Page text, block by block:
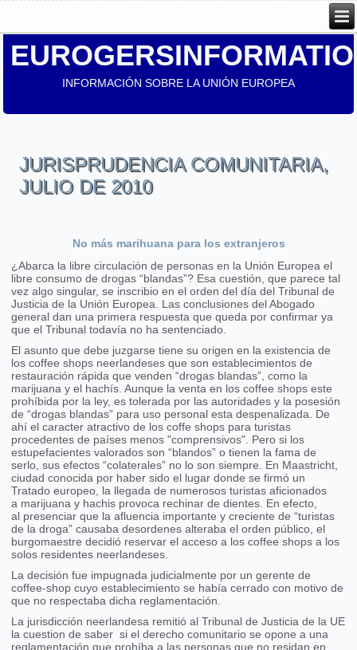
INFORMACIÓN SOBRE LA UNIÓN EUROPEA
JURISPRUDENCIA COMUNITARIA,
JULIO DE 2010
No más marihuana para los extranjeros
¿Abarca la libre circulación de personas en la Unión Europea el
libre consumo de drogas “blandas”? Esa cuestión, que parece tal
vez algo singular, se inscribio en el orden del día del Tribunal de
Justicia de la Unión Europea. Las conclusiones del Abogado
general dan una primera respuesta que queda por confirmar ya
que el Tribunal todavía no ha sentenciado.
El asunto que debe juzgarse tiene su origen en la existencia de
los coffee shops neerlandeses que son establecimientos de
restauración rápida que venden “drogas blandas”, como la
marijuana y el hachís. Aunque la venta en los coffee shops este
prohíbida por la ley, es tolerada por las autoridades y la posesión
de “drogas blandas” para uso personal esta despenalizada. De
ahí el caracter atractivo de los coffe shops para turistas
procedentes de países menos "comprensivos". Pero si los
estupefacientes valorados son “blandos” o tienen la fama de
serlo, sus efectos “colaterales” no lo son siempre. En Maastricht,
ciudad conocida por haber sido el lugar donde se firmó un
Tratado europeo, la llegada de numerosos turistas aficionados
a marijuana y hachis provoca rechinar de dientes. En efecto,
al presenciar que la afluencia importante y creciente de “turistas
de la droga” causaba desordenes alteraba el orden público, el
burgomaestre decidió reservar el acceso a los coffee shops a los
solos residentes neerlandeses.
La decisión fue impugnada judicialmente por un gerente de
coffee-shop cuyo establecimiento se había cerrado con motivo de
que no respectaba dicha reglamentación.
La jurisdicción neerlandesa remitió al Tribunal de Justicia de la UE
la cuestion de saber si el derecho comunitario se opone a una
reglamentación que prohíba a las personas que no residan en